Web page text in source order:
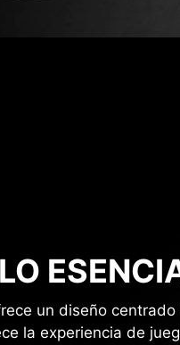
un diseño centrado
la experiencia de